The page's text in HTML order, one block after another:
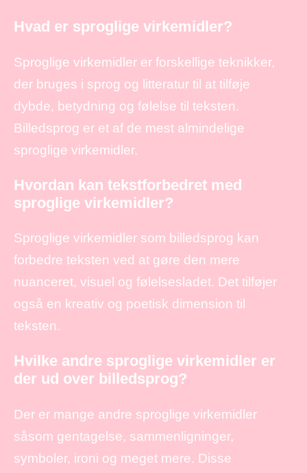
Hvad er sproglige virkemidler?
Sproglige virkemidler er forskellige teknikker,
der bruges i sprog og litteratur til at tilføje
dybde, betydning og følelse til teksten.
Billedsprog er et af de mest almindelige
sproglige virkemidler.
Hvordan kan tekstforbedret med
sproglige virkemidler?
Sproglige virkemidler som billedsprog kan
forbedre teksten ved at gøre den mere
nuanceret, visuel og følelsesladet. Det tilføjer
også en kreativ og poetisk dimension til
teksten.
Hvilke andre sproglige virkemidler er
der ud over billedsprog?
Der er mange andre sproglige virkemidler
såsom gentagelse, sammenligninger,
symboler, ironi og meget mere. Disse